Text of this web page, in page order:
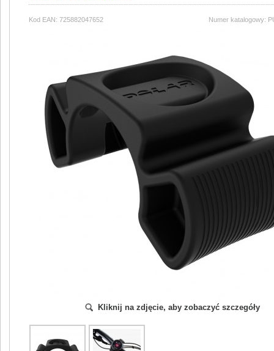
Kod EAN: 725882047652 Numer katalogowy:
Kliknij na zdjęcie, aby zobaczyć szczegóły